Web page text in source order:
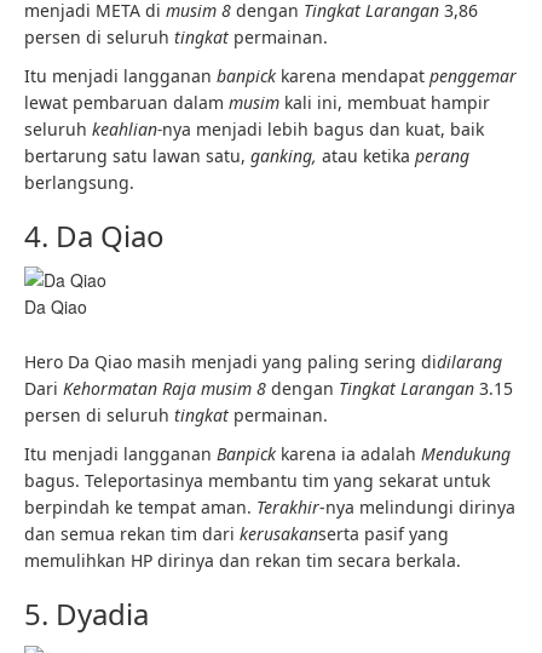
menjadi META di musim 8 dengan Tingkat Larangan 3,86
persen di seluruh tingkat permainan.
Itu menjadi langganan banpick karena mendapat penggemar
lewat pembaruan dalam musim kali ini, membuat hampir
seluruh keahlian-nya menjadi lebih bagus dan kuat, baik
bertarung satu lawan satu, ganking, atau ketika perang
berlangsung.
4. Da Qiao
Da Qiao
Hero Da Qiao masih menjadi yang paling sering didilarang
Dari Kehormatan Raja musim 8 dengan Tingkat Larangan 3.15
persen di seluruh tingkat permainan.
Itu menjadi langganan Banpick karena ia adalah Mendukung
bagus. Teleportasinya membantu tim yang sekarat untuk
berpindah ke tempat aman. Terakhir-nya melindungi dirinya
dan semua rekan tim dari kerusakanserta pasif yang
memulihkan HP dirinya dan rekan tim secara berkala.
5. Dyadia